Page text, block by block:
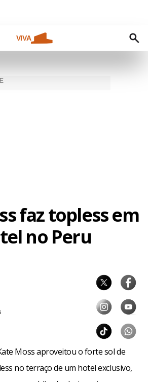
VIVA
faz topless em
no Peru
Moss aproveitou o forte sol de
no terraço de um hotel exclusivo,